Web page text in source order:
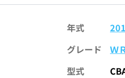
年式
グレード
Ｗ
型式